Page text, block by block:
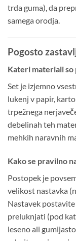
trda guma), da
samega orodja.
Pogosto
Kateri materiali so
Set je izjemno
lukenj v papir,
trpežnega
debelinah teh
mehkih naravnih
Kako se pravilno
Postopek je
velikost nastavka
Nastavek
preluknjati (pod
leseno ali